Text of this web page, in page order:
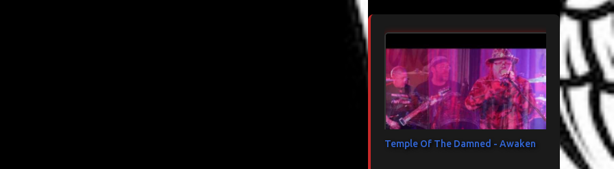
Temple Of The Damned - Awaken